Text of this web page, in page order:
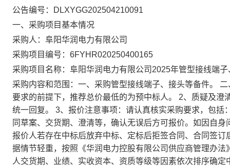
公告编号：
DLXYGG202504210091
一、采购项目基本情况
采购人：阜阳华润电力有限公司
采购项目编号：6FYHR020250400165
采购项目名称：阜阳华润电力有限公司2025年管型接线端
采购内容和范围：一、采购管型接线端子、接头等备件。
要求的前提下，推荐总价最低的为预中标人。 2、质疑及
统一回复。 3、报价注意事项：请认真核实采购要求，包
同草案、交货期、澄清等，确认无误后方可报价。如因自
报价人若存在中标后放弃中标、定标后拒签合同、合同签
据情节轻重，按照《华润电力控股有限公司供应商管理办
人交货期、业绩、实收资本、资质等级等因素依次排序确定